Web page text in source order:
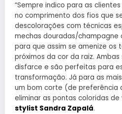
“Sempre indico para as
no comprimento dos fios que
descolorações com técnicas
mechas douradas/champagne
para que assim se amenize os
próximos da cor da raiz.
disfarce e são perfeitas para
transformação. Já para as
um bom corte (de preferência
eliminar as pontas coloridas de
stylist Sandra Zapalá.